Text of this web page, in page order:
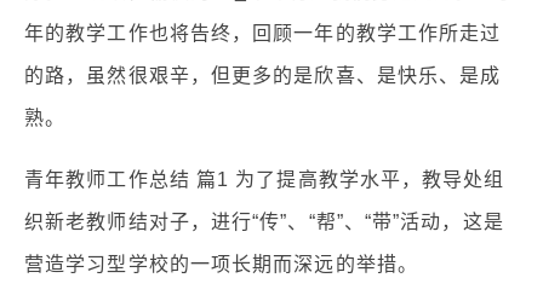
年的教学工作也将告终，回顾一年的教学工作所走过
的路，虽然很艰辛，但更多的是欣喜、是快乐、是成
熟。
青年教师工作总结 篇1 为了提高教学水平，教导处组
织新老教师结对子，进行“传”、“帮”、“带”活动，这是
营造学习型学校的一项长期而深远的举措。